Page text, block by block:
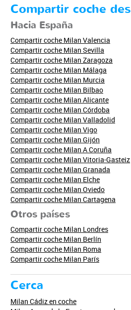
Compartir coche
Hacia España
Compartir coche Milan Valencia
Compartir coche Milan Sevilla
Compartir coche Milan Zaragoza
Compartir coche Milan Málaga
Compartir coche Milan Murcia
Compartir coche Milan Bilbao
Compartir coche Milan Alicante
Compartir coche Milan Córdoba
Compartir coche Milan Valladolid
Compartir coche Milan Vigo
Compartir coche Milan Gijón
Compartir coche Milan A Coruña
Compartir coche Milan Vitoria-Gasteiz
Compartir coche Milan Granada
Compartir coche Milan Elche
Compartir coche Milan Oviedo
Compartir coche Milan Cartagena
Otros países
Compartir coche Milan Londres
Compartir coche Milan Berlín
Compartir coche Milan Roma
Compartir coche Milan París
Cerca
Milan Cádiz en coche